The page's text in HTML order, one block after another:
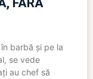
FĂRĂ
barbă și pe la
se vede
au chef să